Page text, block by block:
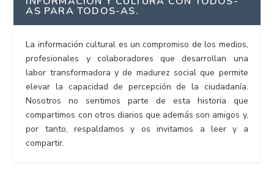
AS PARA TODOS-AS.
La información cultural es un compromiso de los medios,
profesionales y colaboradores que desarrollan una
labor transformadora y de madurez social que permite
elevar la capacidad de percepción de la ciudadanía.
Nosotros no sentimos parte de esta historia que
compartimos con otros diarios que además son amigos y,
por tanto, respaldamos y os invitamos a leer y a
compartir.